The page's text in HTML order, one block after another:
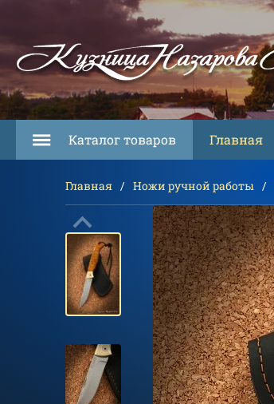
Каталог товаров Главная
Главная Ножи ручной работы